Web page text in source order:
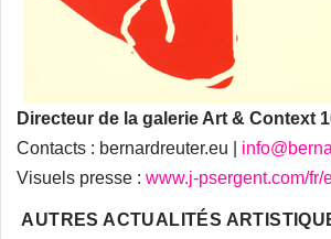
Directeur de la galerie Art & Context
Contacts : bernardreuter.eu |
Visuels presse : www.j-psergent.com/
AUTRES ACTUALITÉS